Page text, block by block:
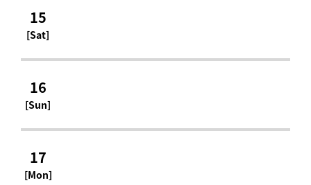
15
[Sat]
16
[Sun]
17
[Mon]